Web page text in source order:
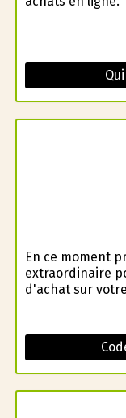
En ce moment
extraordinaire
d'achat sur